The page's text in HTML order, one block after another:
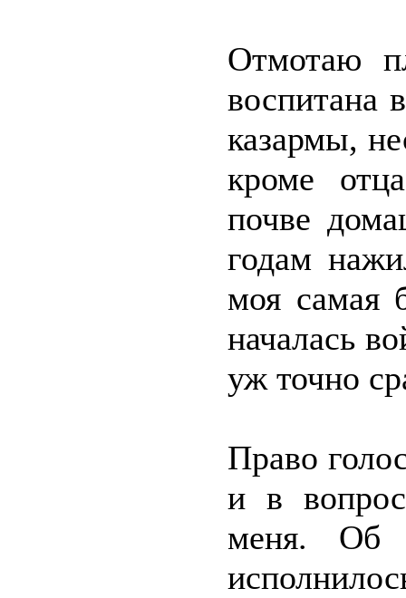
Отмотаю
воспитана
казармы,
кроме
почве
годам
моя самая
началась
уж точно
Право
и в
меня. Об